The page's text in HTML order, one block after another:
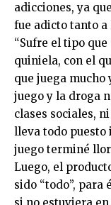
adicciones, ya
fue adicto tanto a
“Sufre el tipo
quiniela, con el
que juega mucho
juego y la droga
clases sociales,
lleva todo puesto
juego terminé
Luego, el
sido “todo”, para